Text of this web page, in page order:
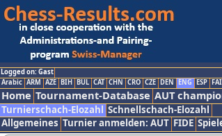
Logged on: Gast
Arabic ARM AZE BIH BUL CAT CHN CRO CZE DEN ENG ESP FAI
Home Tournament-Database AUT
Turnierschach-Elozahl Schnellschach-Elozahl
Allgemeines Turnier anmelden: AUT FIDE